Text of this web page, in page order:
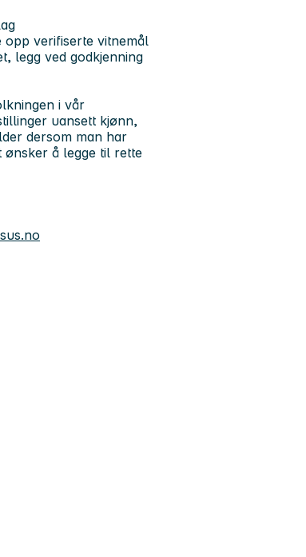
verifiserte vitnemål
legg ved godkjenning
i vår
uansett kjønn,
dersom man har
ønsker å legge til rette